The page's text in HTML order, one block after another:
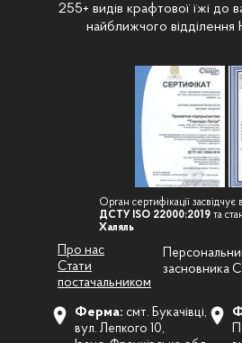
255+ видів крафтової їжі до
найближчого
Стати
постачальником
Про нас
Ферма: смт. Букачівці,
вул. Лепкого 10,
Орган сертифікації засвідчує
ДСТУ ISO 22000:2019 та
Халяль
засновника